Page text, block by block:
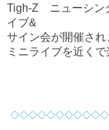
Tigh-Z ニューシン
イブ&
サイン会が開催され
ミニライブを近くで